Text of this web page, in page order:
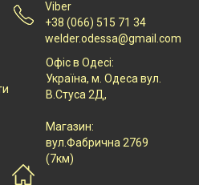
Viber
+38 (066) 515 71 34
welder.odessa@gmail.com
Офіс в Одесі:
Українa, м. Одеса вул.
В.Стуса 2Д,
Магазин:
вул.Фабрична 2769
(7км)